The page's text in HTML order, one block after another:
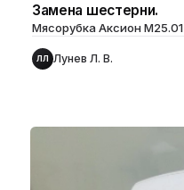
Замена шестерни.
Мясорубка Аксион М25.01
ЛЛ Лунев Л. В.